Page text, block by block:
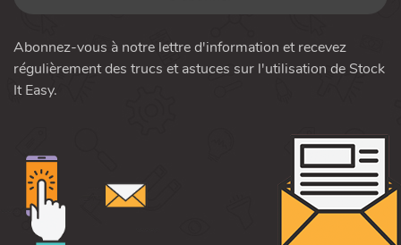
Abonnez-vous à notre lettre d'information et recevez
régulièrement des trucs et astuces sur l'utilisation de Stock
It Easy.